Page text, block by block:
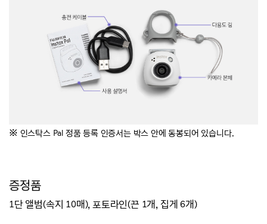
※ 인스탁스 Pal 정품 등록 인증서는 박스 안에 동봉되어 있습니다.
증정품
1단 앨범(속지 10매), 포토라인(끈 1개, 집게 6개)